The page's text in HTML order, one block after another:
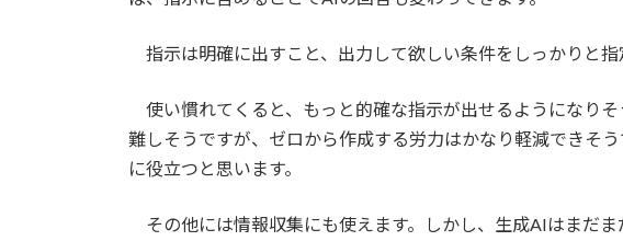
指示は明確に出すこと、出力して欲しい条件をしっかりと指
使い慣れてくると、もっと的確な指示が出せるようになり
難しそうですが、ゼロから作成する労力はかなり軽減できそ
に役立つと思います。
その他には情報収集にも使えます。しかし、生成AIはまだま